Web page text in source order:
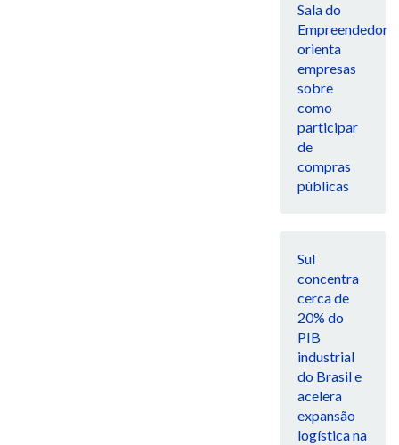
Sala do
Empreendedor
orienta
empresas
sobre
como
participar
de
compras
públicas
Sul
concentra
cerca de
20% do
PIB
industrial
do Brasil e
acelera
expansão
logística na